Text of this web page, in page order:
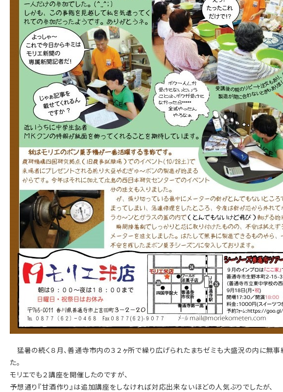
猛暑の続く８月、善通寺市内の３２ヶ所で繰り広げられたまちゼミも大盛況の内に無事
た。
モリエでも２講座を開催したのですが、
予想通り『甘酒作り』は追加講座をしなければ対応出来ないほどの人気ぶりでしたが、